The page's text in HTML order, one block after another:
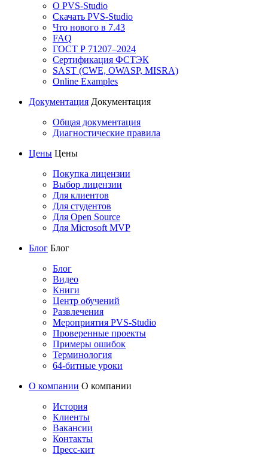
О PVS-Studio
Скачать PVS-Studio
Что нового в 7.43
FAQ
ГОСТ Р 71207–2024
Сертификация ФСТЭК
SAST (CWE, OWASP, MISRA)
Online Examples
Документация Документация
Общая документация
Диагностические правила
Цены Цены
Покупка лицензии
Выбор лицензии
Для клиентов
Для студентов
Для Open Source
Для Microsoft MVP
Блог Блог
Блог
Видео
Книги
Центр обучений
Развлечения
Мероприятия PVS-Studio
Проверенные проекты
Примеры ошибок
Терминология
64-битные уроки
О компании О компании
История
Клиенты
Вакансии
Контакты
Пресс-кит